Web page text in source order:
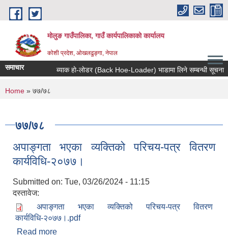
Skip to main content
मोलुङ गाउँपालिका, गाउँ कार्यपालिकाको कार्यालय
कोशी प्रदेश, ओखलढुङ्गा, नेपाल
समाचार ब्याक हाे-लाेडर (Back Hoe-Loader) भाडामा लिने सम्बन्धी सूचना
You are here
Home » ७७/७८
७७/७८
अपाङ्गता भएका व्यक्तिको परिचय-पत्र वितरण
कार्यविधि-२०७७।
Submitted on: Tue, 03/26/2024 - 11:15
दस्तावेज:
अपाङ्गता भएका व्यक्तिको परिचय-पत्र वितरण
कार्यविधि-२०७७।.pdf
Read more